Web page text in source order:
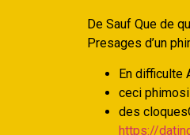
De Sauf Que de
Presages d’un
En difficulte
ceci
des
https://